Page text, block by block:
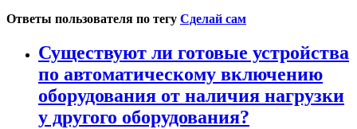
Ответы пользователя по тегу Сделай сам
Существуют ли готовые устройства
по автоматическому включению
оборудования от наличия нагрузки
у другого оборудования?